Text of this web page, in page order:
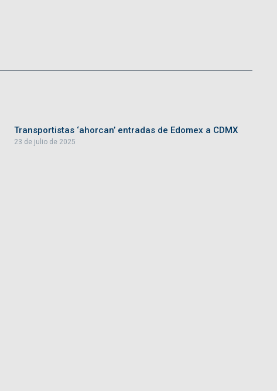
Transportistas ‘ahorcan’ entradas de Edomex a CDMX
23 de julio de 2025